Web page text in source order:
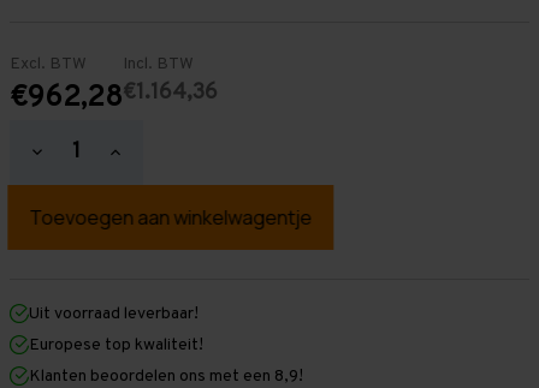
Excl. BTW
€962,28
Incl. BTW
€1.164,36
Hoeveelheid
verlagen
Palletstelling
mm
mm
x
1.100
mm
Hoeveelheid
verhogen
Palletstelling
mm
mm
1.100
mm
Uit voorraad leverbaar!
Europese top kwaliteit!
Klanten beoordelen ons met een 8,9!